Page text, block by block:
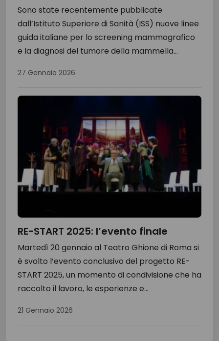
Sono state recentemente pubblicate
dall’Istituto Superiore di Sanità (ISS) nuove linee
guida italiane per lo screening mammografico
e la diagnosi del tumore della mammella...
27 Gennaio 2026
RE-START 2025: l’evento finale
Martedì 20 gennaio al Teatro Ghione di Roma si
è svolto l’evento conclusivo del progetto RE-
START 2025, un momento di condivisione che ha
raccolto il lavoro, le esperienze e...
21 Gennaio 2026